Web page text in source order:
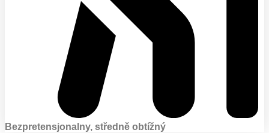
Bezpretensjonalny, středně obtížný